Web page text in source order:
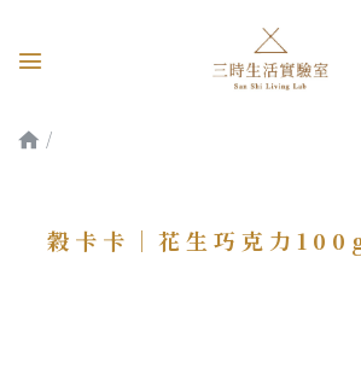
穀卡卡｜花生巧克力